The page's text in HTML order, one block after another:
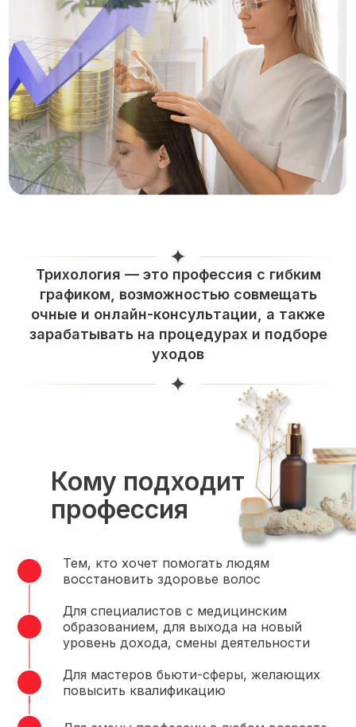
Трихология — это профессия с гибким
графиком, возможностью совмещать
очные и онлайн-консультации, а также
зарабатывать на процедурах и подборе
уходов
Кому подходит
профессия
Тем, кто хочет помогать людям
восстановить здоровье волос
Для специалистов с медицинским
образованием, для выхода на новый
уровень дохода, смены деятельности
Для мастеров бьюти-сферы, желающих
повысить квалификацию